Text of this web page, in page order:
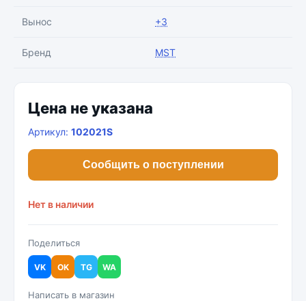
Вынос +3
Бренд MST
Цена не указана
Артикул: 102021S
Сообщить о поступлении
Нет в наличии
Поделиться
VK OK TG WA
Написать в магазин